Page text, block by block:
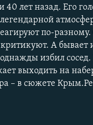
40 лет назад. Его
по-
критикуют. А
избил сосед.
выходить на
– в сюжете